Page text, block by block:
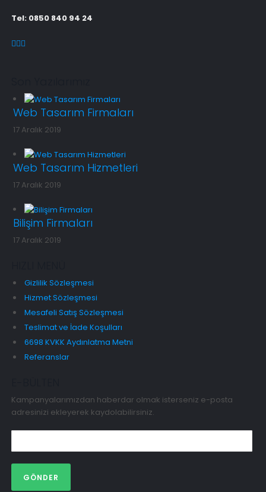
Tel: 0850 840 94 24
Web Tasarım Firmaları
17 Aralık 2019
Web Tasarım Hizmetleri
17 Aralık 2019
Bilişim Firmaları
17 Aralık 2019
Gizlilik Sözleşmesi
Hizmet Sözleşmesi
Mesafeli Satış Sözleşmesi
Teslimat ve İade Koşulları
6698 KVKK Aydınlatma Metni
Referanslar
Kampanyalarımızdan haberdar olmak isterseniz e-posta
adresinizi ekleyerek kaydolabilirsiniz.
GÖNDER